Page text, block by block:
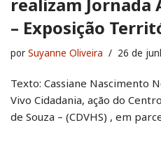
– Exposição
por Suyanne Oliveira 26 de
Texto: Cassiane Nascimento
Vivo Cidadania, ação do
de Souza – (CDVHS) , em